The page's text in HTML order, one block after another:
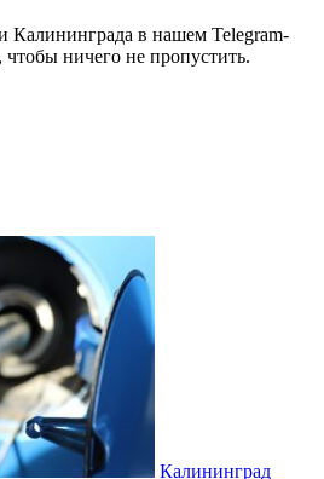
Калининграда в нашем Telegram-
ничего не пропустить.
Калининград